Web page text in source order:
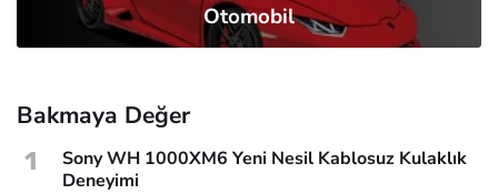
Otomobil
Bakmaya Değer
1
Sony WH 1000XM6 Yeni Nesil Kablosuz Kulaklık
Deneyimi